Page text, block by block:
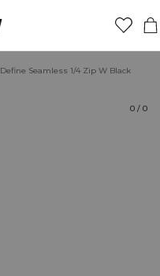
Define Seamless 1/4 Zip W Black
0 / 0